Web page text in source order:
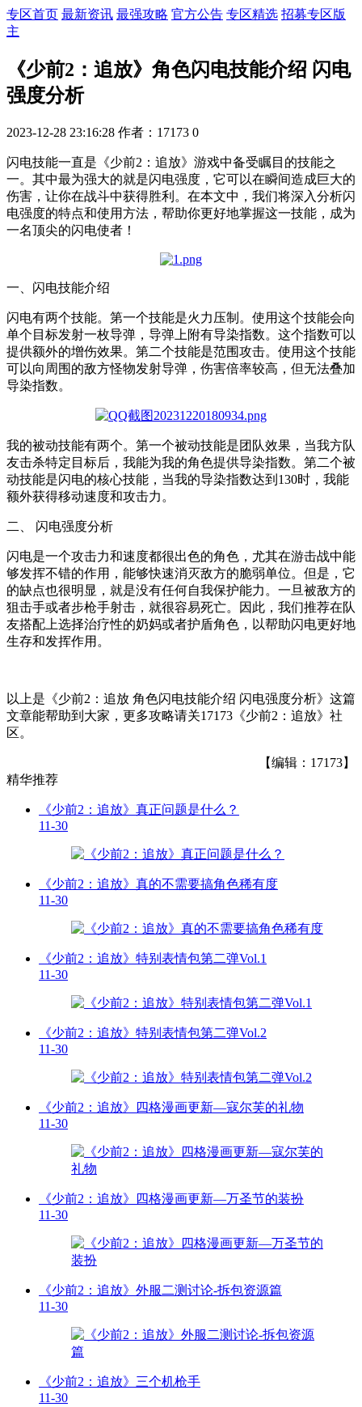
专区首页 最新资讯 最强攻略 官方公告 专区精选 招募专区版
主
《少前2：追放》角色闪电技能介绍 闪电
强度分析
2023-12-28 23:16:28 作者：17173 0
闪电技能一直是《少前2：追放》游戏中备受瞩目的技能之
一。其中最为强大的就是闪电强度，它可以在瞬间造成巨大的
伤害，让你在战斗中获得胜利。在本文中，我们将深入分析闪
电强度的特点和使用方法，帮助你更好地掌握这一技能，成为
一名顶尖的闪电使者！
一、闪电技能介绍
闪电有两个技能。第一个技能是火力压制。使用这个技能会向
单个目标发射一枚导弹，导弹上附有导染指数。这个指数可以
提供额外的增伤效果。第二个技能是范围攻击。使用这个技能
可以向周围的敌方怪物发射导弹，伤害倍率较高，但无法叠加
导染指数。
我的被动技能有两个。第一个被动技能是团队效果，当我方队
友击杀特定目标后，我能为我的角色提供导染指数。第二个被
动技能是闪电的核心技能，当我的导染指数达到130时，我能
额外获得移动速度和攻击力。
二、 闪电强度分析
闪电是一个攻击力和速度都很出色的角色，尤其在游击战中能
够发挥不错的作用，能够快速消灭敌方的脆弱单位。但是，它
的缺点也很明显，就是没有任何自我保护能力。一旦被敌方的
狙击手或者步枪手射击，就很容易死亡。因此，我们推荐在队
友搭配上选择治疗性的奶妈或者护盾角色，以帮助闪电更好地
生存和发挥作用。
以上是《少前2：追放 角色闪电技能介绍 闪电强度分析》这篇
文章能帮助到大家，更多攻略请关17173《少前2：追放》社
区。
【编辑：17173】
精华推荐
《少前2：追放》真正问题是什么？
11-30
《少前2：追放》真的不需要搞角色稀有度
11-30
《少前2：追放》特别表情包第二弹Vol.1
11-30
《少前2：追放》特别表情包第二弹Vol.2
11-30
《少前2：追放》四格漫画更新—寇尔芙的礼物
11-30
《少前2：追放》四格漫画更新—万圣节的装扮
11-30
《少前2：追放》外服二测讨论-拆包资源篇
11-30
《少前2：追放》三个机枪手
11-30